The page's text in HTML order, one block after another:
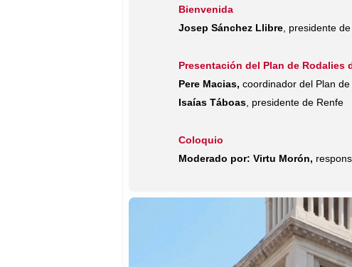
Bienvenida
Josep Sánchez Llibre , presidente
Presentación del Plan de Rodalies
Pere Macias, coordinador del Plan
Isaías Táboas , presidente de Renfe
Coloquio
Moderado por: Virtu Morón,